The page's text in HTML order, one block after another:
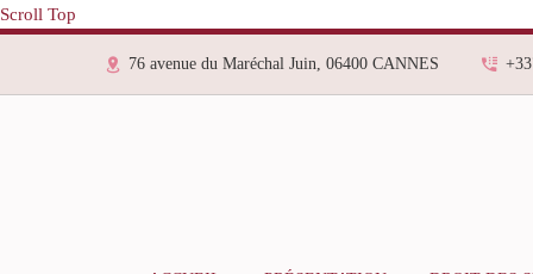
Scroll Top
76 avenue du Maréchal Juin, 06400 CANNES